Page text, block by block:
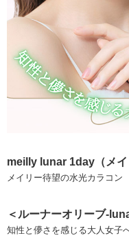
meilly lunar 1day（メイ
メイリー待望の水光カラコン
＜ルーナーオリーブ-
知性と儚さを感じる大人女子